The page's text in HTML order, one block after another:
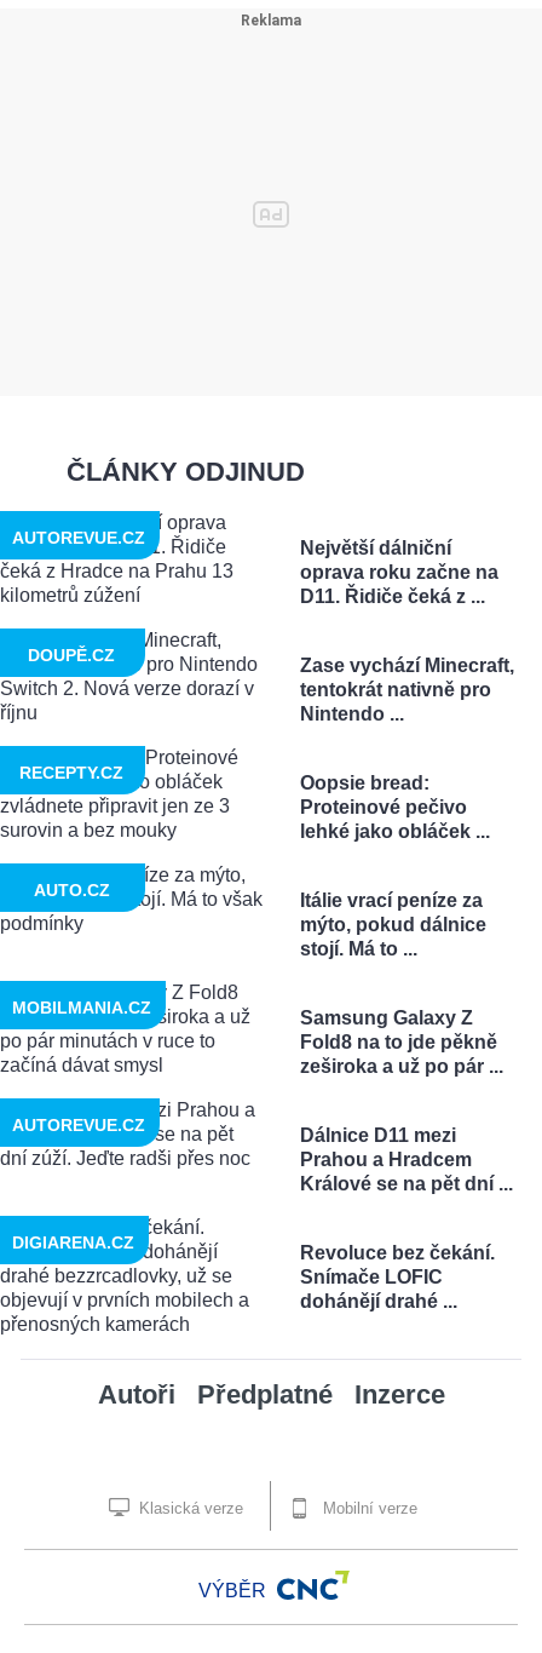
ČLÁNKY ODJINUD
Největší dálniční
oprava roku začne na
D11. Řidiče čeká z ...
AUTOREVUE.CZ
Zase vychází Minecraft,
tentokrát nativně pro
Nintendo ...
DOUPĚ.CZ
Oopsie bread:
Proteinové pečivo
lehké jako obláček ...
RECEPTY.CZ
Itálie vrací peníze za
mýto, pokud dálnice
stojí. Má to ...
AUTO.CZ
Samsung Galaxy Z
Fold8 na to jde pěkně
zeširoka a už po pár ...
MOBILMANIA.CZ
Dálnice D11 mezi
Prahou a Hradcem
Králové se na pět dní ...
AUTOREVUE.CZ
Revoluce bez čekání.
Snímače LOFIC
dohánějí drahé ...
DIGIARENA.CZ
Autoři Předplatné Inzerce
Klasická verze Mobilní verze
VÝBĚR